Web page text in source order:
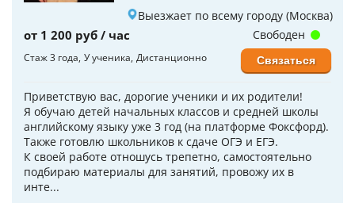
Выезжает по всему городу (Москва)
от 1 200 руб / час
Стаж 3 года У ученика Дистанционно
Приветствую вас, дорогие ученики и их родители!
Я обучаю детей начальных классов и средней школы
английскому языку уже 3 год (на платформе Фоксфорд).
Также готовлю школьников к сдаче ОГЭ и ЕГЭ.
К своей работе отношусь трепетно, самостоятельно
подбираю материалы для занятий, провожу их в
инте...
Свободен
Связаться